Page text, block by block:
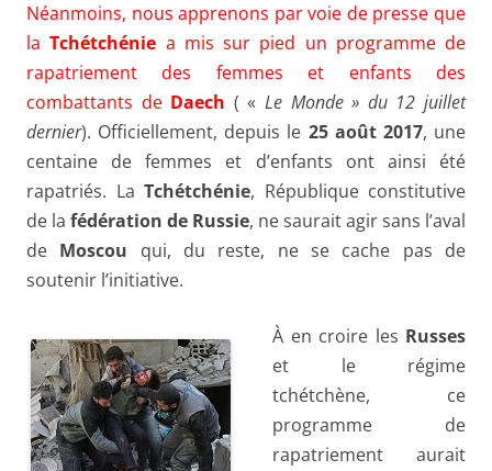
Néanmoins, nous apprenons par voie de presse que
laTchétchénie a mis sur pied un programme de
rapatriement des femmes et enfants des
combattants de Daech ( «Le Monde » du 12 juillet
dernier). Officiellement, depuis le 25 août 2017, une
centaine de femmes et d’enfants ont ainsi été
rapatriés. La Tchétchénie, République constitutive
de la fédération de Russie, ne saurait agir sans l’aval
de Moscou qui, du reste, ne se cache pas de
soutenir l’initiative.
À en croire les Russes
et le régime
tchétchène, ce
programme de
rapatriement aurait